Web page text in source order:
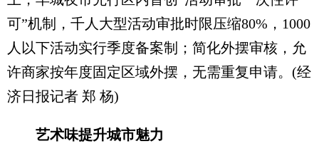
可”机制，千人大型活动审批时限压缩80%，1000
人以下活动实行季度备案制；简化外摆审核，允
许商家按年度固定区域外摆，无需重复申请。(经
济日报记者 郑 杨)
艺术味提升城市魅力